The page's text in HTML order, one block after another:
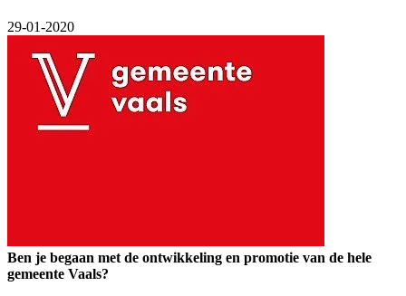
29-01-2020
Ben je begaan met de ontwikkeling en promotie van de hele
gemeente Vaals?